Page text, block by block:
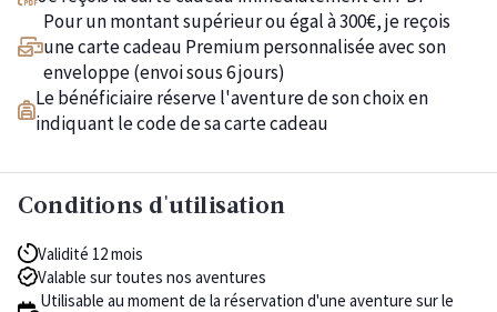
Pour un montant supérieur ou égal à 300€, je reçois
une carte cadeau Premium personnalisée avec son
enveloppe (envoi sous 6 jours)
Le bénéficiaire réserve l'aventure de son choix en
indiquant le code de sa carte cadeau
Conditions d'utilisation
Validité 12 mois
Valable sur toutes nos aventures
Utilisable au moment de la réservation d'une aventure sur le